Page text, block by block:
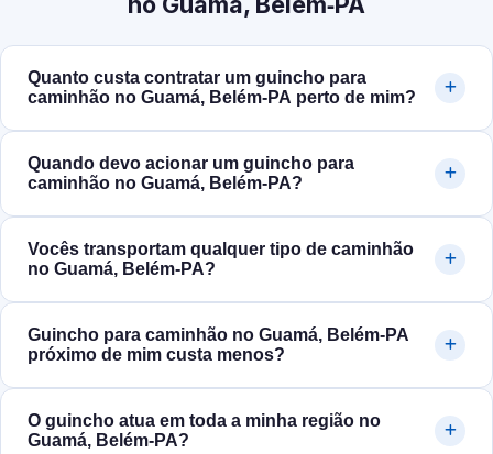
Quanto custa contratar um guincho para
caminhão no Guamá, Belém‑PA perto de mim?
Quando devo acionar um guincho para
caminhão no Guamá, Belém‑PA?
Vocês transportam qualquer tipo de caminhão
no Guamá, Belém‑PA?
Guincho para caminhão no Guamá, Belém‑PA
próximo de mim custa menos?
O guincho atua em toda a minha região no
Guamá, Belém‑PA?